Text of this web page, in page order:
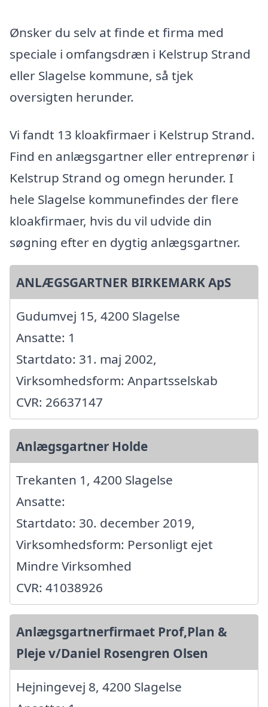
Ønsker du selv at finde et firma med
speciale i omfangsdræn i Kelstrup Strand
eller Slagelse kommune, så tjek
oversigten herunder.
Vi fandt 13 kloakfirmaer i Kelstrup Strand.
Find en anlægsgartner eller entreprenør i
Kelstrup Strand og omegn herunder. I
hele Slagelse kommunefindes der flere
kloakfirmaer, hvis du vil udvide din
søgning efter en dygtig anlægsgartner.
ANLÆGSGARTNER BIRKEMARK ApS
Gudumvej 15, 4200 Slagelse
Ansatte: 1
Startdato: 31. maj 2002,
Virksomhedsform: Anpartsselskab
CVR: 26637147
Anlægsgartner Holde
Trekanten 1, 4200 Slagelse
Ansatte:
Startdato: 30. december 2019,
Virksomhedsform: Personligt ejet
Mindre Virksomhed
CVR: 41038926
Anlægsgartnerfirmaet Prof,Plan &
Pleje v/Daniel Rosengren Olsen
Hejningevej 8, 4200 Slagelse